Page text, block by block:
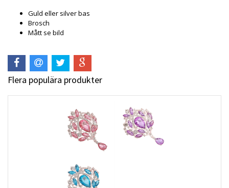
Guld eller silver bas
Brosch
Mått se bild
Flera populära produkter